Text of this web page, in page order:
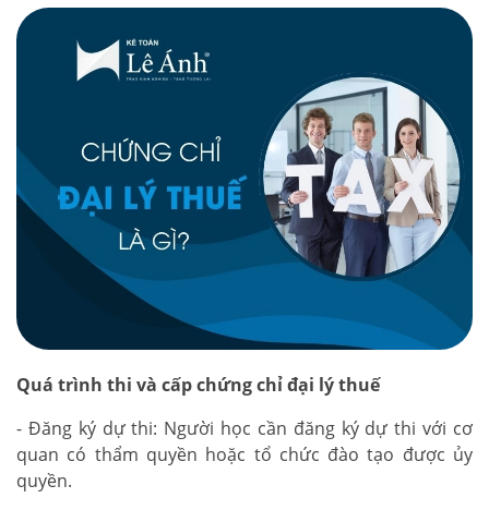
Quá trình thi và cấp chứng chỉ đại lý thuế
- Đăng ký dự thi: Người học cần đăng ký dự thi với cơ
quan có thẩm quyền hoặc tổ chức đào tạo được ủy
quyền.